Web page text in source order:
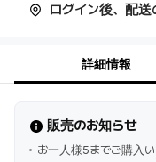
ログイン後、配送
詳細情報
販売のお知らせ
お一人様5までご購入い